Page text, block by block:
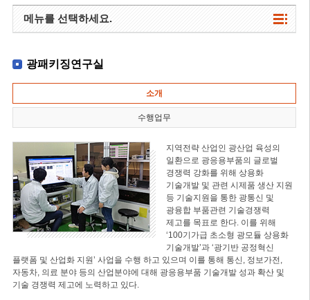
메뉴를 선택하세요.
광패키징연구실
소개
수행업무
지역전략 산업인 광산업 육성의
일환으로 광응용부품의 글로벌
경쟁력 강화를 위해 상용화
기술개발 및 관련 시제품 생산 지원
등 기술지원을 통한 광통신 및
광융합 부품관련 기술경쟁력
제고를 목표로 한다. 이를 위해
‘100기가급 초소형 광모듈 상용화
기술개발’과 ‘광기반 공정혁신
플랫폼 및 산업화 지원’ 사업을 수행 하고 있으며 이를 통해 통신, 정보가전,
자동차, 의료 분야 등의 산업분야에 대해 광응용부품 기술개발 성과 확산 및
기술 경쟁력 제고에 노력하고 있다.